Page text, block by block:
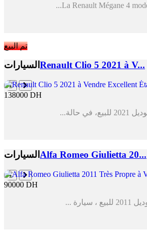
La Renault Mégane 4
تم البيع
السيارات Renault Clio 5 2021 à V...
138000 DH
السيارات Alfa Romeo Giulietta 20...
90000 DH
...